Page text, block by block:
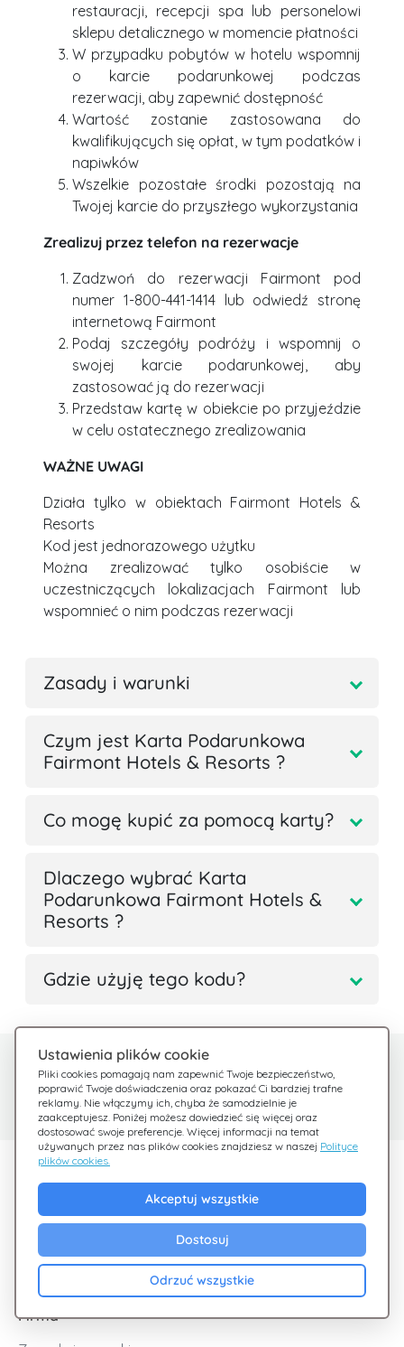
restauracji, recepcji spa lub personelowi
sklepu detalicznego w momencie płatności
W przypadku pobytów w hotelu wspomnij
o karcie podarunkowej podczas
rezerwacji, aby zapewnić dostępność
Wartość zostanie zastosowana do
kwalifikujących się opłat, w tym podatków i
napiwków
Wszelkie pozostałe środki pozostają na
Twojej karcie do przyszłego wykorzystania
Zrealizuj przez telefon na rezerwacje
Zadzwoń do rezerwacji Fairmont pod
numer 1-800-441-1414 lub odwiedź stronę
internetową Fairmont
Podaj szczegóły podróży i wspomnij o
swojej karcie podarunkowej, aby
zastosować ją do rezerwacji
Przedstaw kartę w obiekcie po przyjeździe
w celu ostatecznego zrealizowania
WAŻNE UWAGI
Działa tylko w obiektach Fairmont Hotels &
Resorts
Kod jest jednorazowego użytku
Można zrealizować tylko osobiście w
uczestniczących lokalizacjach Fairmont lub
wspomnieć o nim podczas rezerwacji
Zasady i warunki
Czym jest Karta Podarunkowa
Fairmont Hotels & Resorts ?
Co mogę kupić za pomocą karty?
Dlaczego wybrać Karta
Podarunkowa Fairmont Hotels &
Resorts ?
Gdzie użyję tego kodu?
Ustawienia plików cookie
Pliki cookies pomagają nam zapewnić Twoje bezpieczeństwo,
poprawić Twoje doświadczenia oraz pokazać Ci bardziej trafne
reklamy. Nie włączymy ich, chyba że samodzielnie je
zaakceptujesz. Poniżej możesz dowiedzieć się więcej oraz
dostosować swoje preferencje. Więcej informacji na temat
używanych przez nas plików cookies znajdziesz w naszej Polityce
plików cookies.
Akceptuj wszystkie
Dostosuj
Odrzuć wszystkie
Potrzebujesz pomocy?
Jesteśmy tu dla Ciebie
Centrum pomocy
Sprawdź nasze FAQ
Odkryj Giftsy
Cashback
Blog
Firma